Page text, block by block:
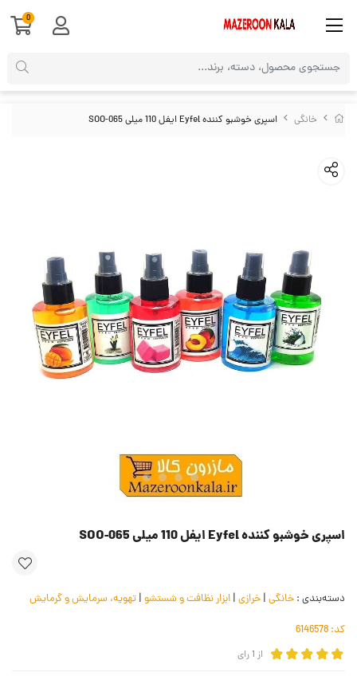
خانگی اسپری خوشبو کننده Eyfel ایفل 110 میلی SOO-065
اسپری خوشبو کننده Eyfel ایفل 110 میلی SOO-065
دسته‌بندی : خانگی | خرازی | ابزار نظافت و شستشو | تهویه، سرمایش و گرمایش
کد:
از 1رای
0